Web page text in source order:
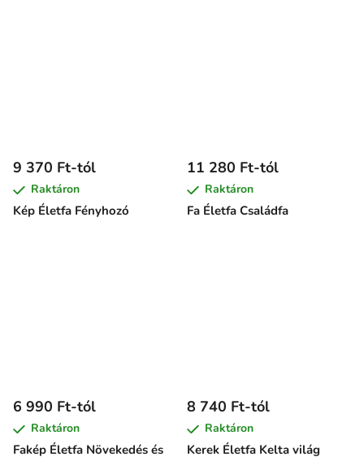
Kép Életfa Fényhozó
9 370 Ft-tól
Raktáron
Fa Életfa Családfa
11 280 Ft-tól
Raktáron
Fakép Életfa Növekedés és
6 990 Ft-tól
Raktáron
Kerek Életfa Kelta világ
8 740 Ft-tól
Raktáron